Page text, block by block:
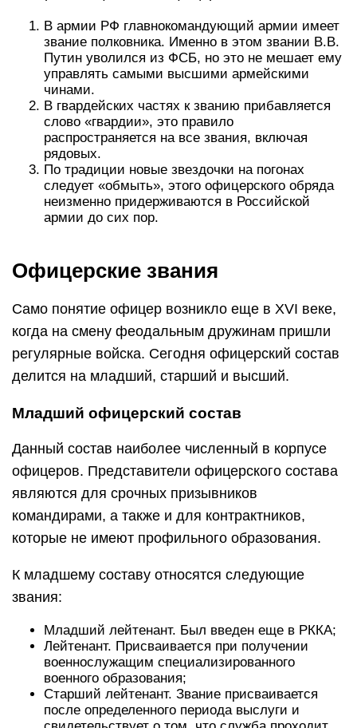
В армии РФ главнокомандующий армии имеет
звание полковника. Именно в этом звании В.В.
Путин уволился из ФСБ, но это не мешает ему
управлять самыми высшими армейскими
чинами.
В гвардейских частях к званию прибавляется
слово «гвардии», это правило
распространяется на все звания, включая
рядовых.
По традиции новые звездочки на погонах
следует «обмыть», этого офицерского обряда
неизменно придерживаются в Российской
армии до сих пор.
Офицерские звания
Само понятие офицер возникло еще в XVI веке,
когда на смену феодальным дружинам пришли
регулярные войска. Сегодня офицерский состав
делится на младший, старший и высший.
Младший офицерский состав
Данный состав наиболее численный в корпусе
офицеров. Представители офицерского состава
являются для срочных призывников
командирами, а также и для контрактников,
которые не имеют профильного образования.
К младшему составу относятся следующие
звания:
Младший лейтенант. Был введен еще в РККА;
Лейтенант. Присваивается при получении
военнослужащим специализированного
военного образования;
Старший лейтенант. Звание присваивается
после определенного периода выслуги и